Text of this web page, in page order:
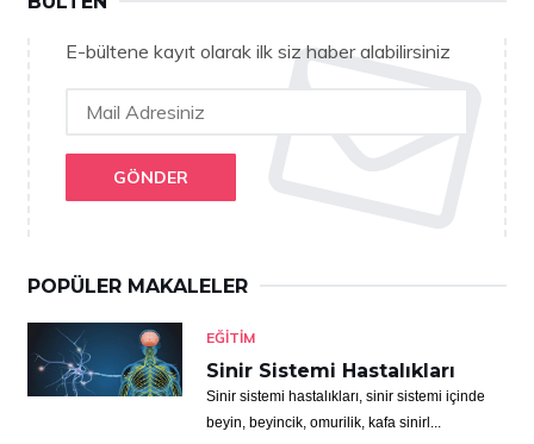
E-bültene kayıt olarak ilk siz haber alabilirsiniz
GÖNDER
POPÜLER MAKALELER
EĞITIM
Sinir Sistemi Hastalıkları
Sinir sistemi hastalıkları, sinir sistemi içinde
beyin, beyincik, omurilik, kafa sinirl...